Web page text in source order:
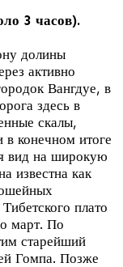
3 часов).
долины
активно
Вангдуе, в
здесь в
скалы,
в конечном итоге
вид на широкую
известна как
плато
март. По
старейший
Гомпа. Позже